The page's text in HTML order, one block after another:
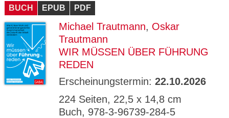
BUCH EPUB PDF
Michael Trautmann, Oskar
Trautmann
WIR MÜSSEN ÜBER FÜHRUNG
REDEN
Erscheinungstermin: 22.10.2026
224 Seiten, 22,5 x 14,8 cm
Buch, 978-3-96739-284-5